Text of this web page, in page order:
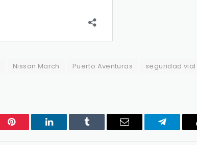
Nissan March Puerto Aventuras
seguridad vial
Pinterest LinkedIn Tumblr Email Telegram